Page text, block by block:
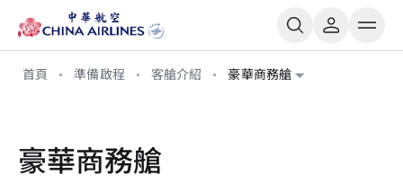
首頁 準備啟程 客艙介紹 豪華商務艙
豪華商務艙